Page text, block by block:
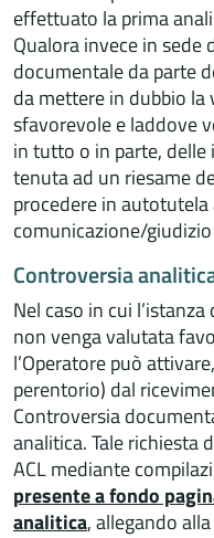
effettuato la prima
Qualora invece in sede
documentale da parte
da mettere in dubbio la
sfavorevole e laddove
in tutto o in parte, delle
tenuta ad un riesame
procedere in
comunicazione/
Controversia
Nel caso in cui
non venga valutata
l’Operatore può
perentorio) dal
Controversia
analitica. Tale richiesta
ACL mediante
presente a fondo
analitica, allegando